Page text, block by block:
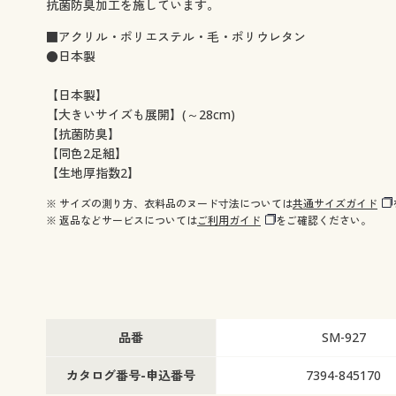
抗菌防臭加工を施しています。
■アクリル・ポリエステル・毛・ポリウレタン
●日本製
【日本製】
【大きいサイズも展開】(～28cm)
【抗菌防臭】
【同色2足組】
【生地厚指数2】
※ サイズの測り方、衣料品のヌード寸法については共通サイズガイド
※ 返品などサービスについてはご利用ガイド をご確認ください。
品番 SM-927
カタログ番号-申込番号 7394-845170